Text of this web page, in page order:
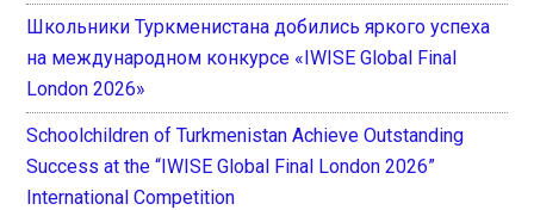
Школьники Туркменистана добились яркого успеха
на международном конкурсе «IWISE Global Final
London 2026»
Schoolchildren of Turkmenistan Achieve Outstanding
Success at the “IWISE Global Final London 2026”
International Competition